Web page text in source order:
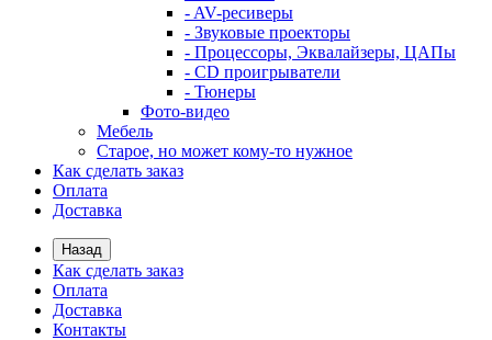
- AV-ресиверы
- Звуковые проекторы
- Процессоры, Эквалайзеры, ЦАПы
- CD проигрыватели
- Тюнеры
Фото-видео
Мебель
Старое, но может кому-то нужное
Как сделать заказ
Оплата
Доставка
Назад
Как сделать заказ
Оплата
Доставка
Контакты